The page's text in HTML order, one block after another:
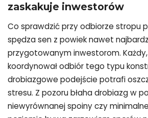
zaskakuje inwestorów
Co sprawdzić przy odbiorze stropu
spędza sen z powiek nawet
przygotowanym inwestorom.
koordynował odbiór tego typu
drobiazgowe podejście potrafi
stresu. Z pozoru błaha drobiazg w
niewyrównanej spoiny czy